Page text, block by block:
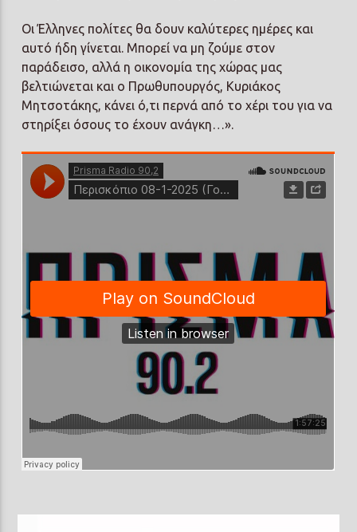
Οι Έλληνες πολίτες θα δουν καλύτερες ημέρες και
αυτό ήδη γίνεται. Μπορεί να μη ζούμε στον
παράδεισο, αλλά η οικονομία της χώρας μας
βελτιώνεται και ο Πρωθυπουργός, Κυριάκος
Μητσοτάκης, κάνει ό,τι περνά από το χέρι του για να
στηρίξει όσους το έχουν ανάγκη…».